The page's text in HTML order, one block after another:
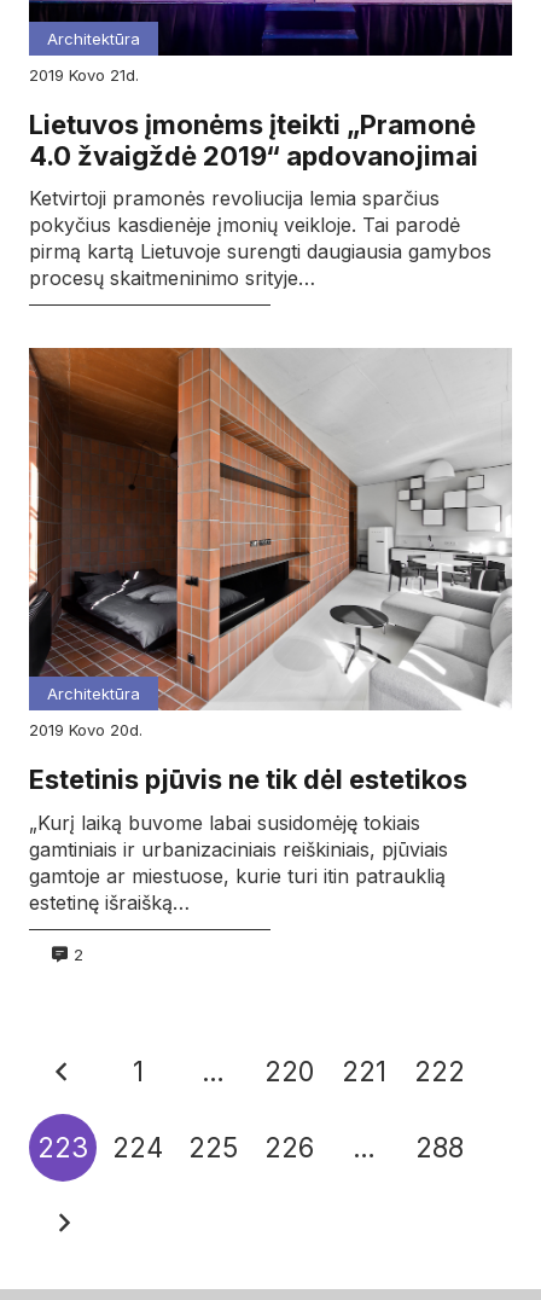
Architektūra
2019
kovo 21d.
Lietuvos įmonėms įteikti „Pramonė
4.0 žvaigždė 2019“ apdovanojimai
Ketvirtoji pramonės revoliucija lemia sparčius
pokyčius kasdienėje įmonių veikloje. Tai parodė
pirmą kartą Lietuvoje surengti daugiausia gamybos
procesų skaitmeninimo srityje…
Architektūra
2019
kovo 20d.
Estetinis pjūvis ne tik dėl estetikos
„Kurį laiką buvome labai susidomėję tokiais
gamtiniais ir urbanizaciniais reiškiniais, pjūviais
gamtoje ar miestuose, kurie turi itin patrauklią
estetinę išraišką…
2
1 … 220 221 222
223 224 225 226 … 288